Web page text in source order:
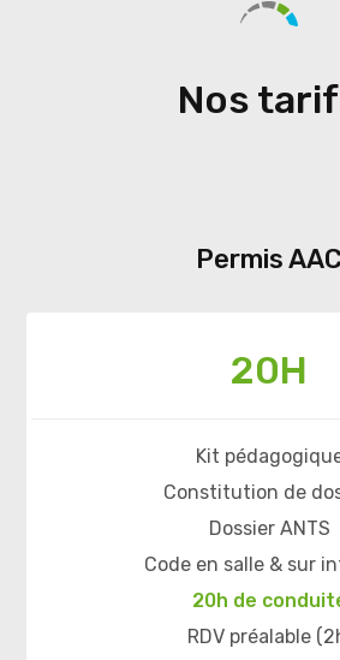
Nos
Permis AAC
20H
Kit
Constitution de
Dossier ANTS
Code en salle & sur
20h de
RDV préalable